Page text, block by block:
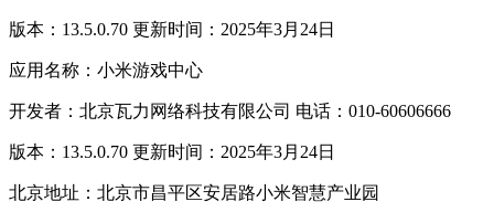
版本：13.5.0.70 更新时间：2025年3月24日
应用名称：小米游戏中心
开发者：北京瓦力网络科技有限公司 电话：010-60606666
版本：13.5.0.70 更新时间：2025年3月24日
北京地址：北京市昌平区安居路小米智慧产业园